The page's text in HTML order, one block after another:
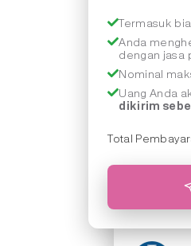
Termasuk
Anda
dengan jasa
Nominal
Uang Anda
dikirim
Total